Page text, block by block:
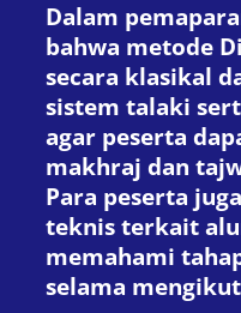
Dalam
bahwa metode
secara klasikal
sistem talaki
agar peserta
makhraj dan
Para peserta
teknis terkait
memahami
selama